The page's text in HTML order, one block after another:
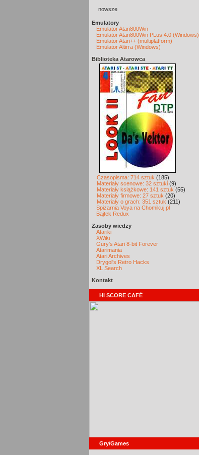
nowsze
Emulatory
Emulator Atari800Win
Emulator Atari800Win PLus 4.0 (Windows)
Emulator Atari++ (multiplatform)
Emulator Altirra (Windows)
Biblioteka Atarowca
Czasopisma: 714 sztuk (185)
Materiały scenowe: 32 sztuki (9)
Materiały książkowe: 141 sztuk (55)
Materiały firmowe: 27 sztuk (20)
Materiały o grach: 351 sztuk (211)
Spiżarnia Voya na Chomikuj.pl
Bajtek Redux
Zasoby wiedzy
Atariki
XWiki
Gury's Atari 8-bit Forever
Atarimania
Atari Archives
Drygol's Retro Hacks
XL Search
Kontakt
HI SCORE CAFÉ
Gry/Games